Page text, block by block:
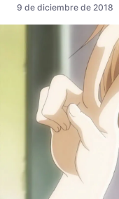
9 de diciembre de 2018